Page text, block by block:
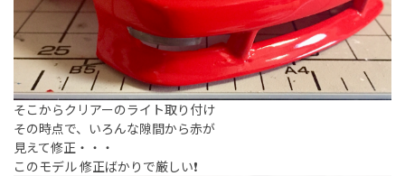
そこからクリアーのライト取り付け
その時点で、いろんな隙間から赤が
見えて修正・・・
このモデル 修正ばかりで厳しい❗️